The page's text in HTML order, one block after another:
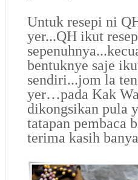
Untuk resepi ni
yer...QH ikut
bentuknye saje
sendiri...jom la
yer…pada Kak
dikongsikan pula
tatapan pembaca
terima kasih